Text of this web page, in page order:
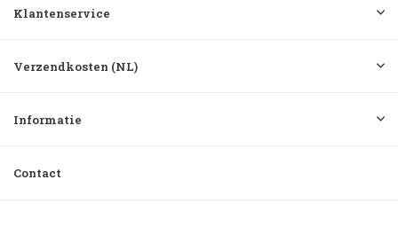
Klantenservice
Verzendkosten (NL)
Informatie
Contact